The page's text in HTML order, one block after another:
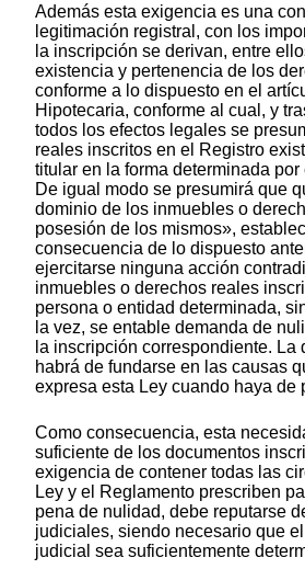
Además esta exigencia es una
legitimación registral, con los
la inscripción se derivan, entre
existencia y pertenencia de los
conforme a lo dispuesto en el
Hipotecaria, conforme al cual, y
todos los efectos legales se
reales inscritos en el Registro
titular en la forma determinada
De igual modo se presumirá que
dominio de los inmuebles o
posesión de los mismos»,
consecuencia de lo dispuesto
ejercitarse ninguna acción
inmuebles o derechos reales
persona o entidad determinada,
la vez, se entable demanda de
la inscripción correspondiente. La
habrá de fundarse en las causas
expresa esta Ley cuando haya de
Como consecuencia, esta
suficiente de los documentos
exigencia de contener todas las
Ley y el Reglamento prescriben
pena de nulidad, debe reputarse
judiciales, siendo necesario que
judicial sea suficientemente